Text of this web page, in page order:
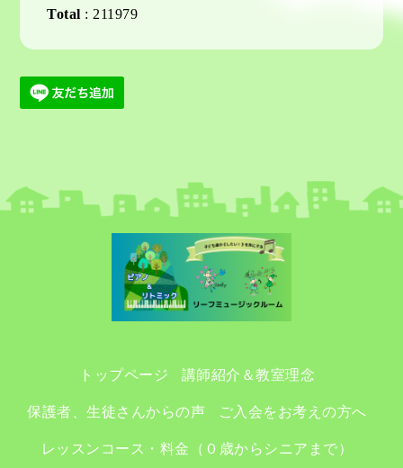
Total : 211979
トップページ 講師紹介＆教室理念
保護者、生徒さんからの声 ご入会をお考えの方へ
レッスンコース・料金（０歳からシニアまで）